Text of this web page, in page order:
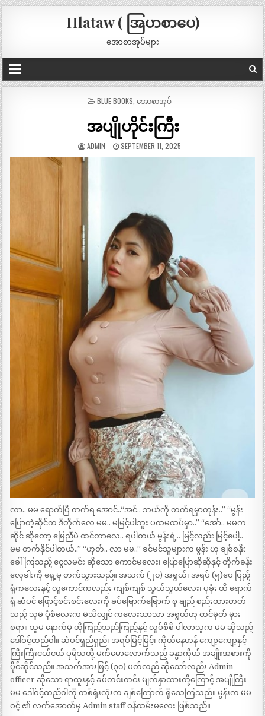
Hlataw ( အြပာစာပေ)
အောစာအုပ်များ
POSTED
BLUE BOOKS အောစာအုပ်
အပျိုဟိုင်းကြီး
ADMIN SEPTEMBER 11, 2025
လာ.. မမ ရောက်ပြီ တက်ရ အောင်..“အင်.. ဘယ်ကို တက်ရမှာတုန်း..” “မွန်း
ပြောတဲ့ဆိုင်က ဒီတိုက်လေ မမ.. မမြင့်ပါဘူး ပထမထပ်မှာ..” “အော်.. မမက
ဆိုင် ဆိုတော့ မြေညီပဲ ထင်တာလေ.. ရပါတယ် မွန်းရဲ့.. မြင့်လည်း မြင့်ပေါ့..
မမ တက်နိုင်ပါတယ်..” “ဟုတ်.. လာ မမ..” ခင်မင်သူများက မွန်း ဟု ချစ်စနိုး
ခေါ်ကြသည့် ငွေလမင်း ဆိုသော ကောင်မလေး၊ ပြောပြောဆိုဆိုနှင့် တိုက်ခန်း
လှေခါးကို ရှေ့မှ တက်သွားသည်။ အသက် (၂၀) အရွယ်၊ အရပ် (၅)ပေ ပြည့်
ရုံကလေးနှင့် လူကောင်ကလည်း ကျစ်ကျစ် သွယ်သွယ်လေး၊ ပုခုံး ထိ ရောက်
ရုံ ဆံပင် ဖြောင့်စင်းစင်းလေးကို ခပ်မြောက်မြောက် စု ချည် စည်းထားတတ်
သည့် သူမ ပုံစံလေးက မသိလျှင် ကလေးသာသာ အရွယ်ဟု ထင်မှတ် မှား
စရာ။ သူမ နောက်မှ ဟိုကြည့်သည်ကြည့်နှင့် လှုပ်စိစိ ပါလာသူက မမ ဆိုသည့်
ဒေါ်ဝင့်ထည်ဝါ။ ဆံပင်ရှည်ရှည်၊ အရပ်မြင့်မြင့်၊ ကိုယ်နေဟန် ကျော့ကျော့နှင့်
ကြီးကြီးငယ်ငယ် ပုရိသတို့ မက်မောလောက်သည့် ခန္ဓာကိုယ် အချိုးအစားကို
ပိုင်ဆိုင်သည်။ အသက်အားဖြင့် (၃၀) ပတ်လည် ဆိုသော်လည်း Admin
officer ဆိုသော ရာထူးနှင့် ခပ်တင်းတင်း မျက်နှာထားတို့ကြောင့် အပျိုကြီး
မမ ဒေါ်ဝင့်ထည်ဝါကို တစ်ရုံးလုံးက ချစ်ကြောက် ရိုသေကြသည်။ မွန်းက မမ
ဝင့် ၏ လက်အောက်မှ Admin staff ဝန်ထမ်းမလေး ဖြစ်သည်။